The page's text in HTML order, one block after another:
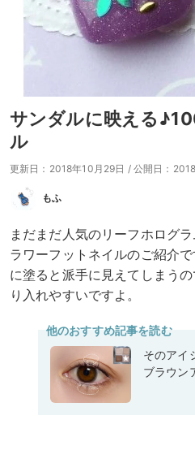
サンダルに映える
ル
更新日：2018年10月29日 / 公開日：
もふ
まだまだ人気のリーフホログ
ラワーフットネイルのご紹介
に塗ると派手に見えてしまう
り入れやすいですよ。
他のおすすめ記事を読む
そのアイ
ブラウン